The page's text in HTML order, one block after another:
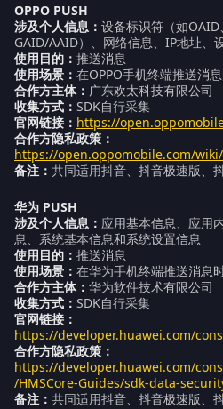
OPPO PUSH
涉及个人信息： 设备标识符（如OAID
GAID/AAID）、网络信息、IP地址、
使用目的： 推送消息
使用场景： 在OPPO手机终端推送消
合作方主体： 广东欢太科技有限公司
收集方式： SDK自行采集
官网链接： https://
合作方隐私政策：
https://open.oppomobile.com/
备注： 共同适用抖音、抖音极速版、
华为 PUSH
涉及个人信息： 应用基本信息、应用
息、系统基本信息和系统设置信息
使用目的： 推送消息
使用场景： 在华为手机终端推送消息
合作方主体： 华为软件技术有限公司
收集方式： SDK自行采集
官网链接：
https://developer.huawei.com/
合作方隐私政策：
https://developer.huawei.com/
/HMSCore-Guides/sdk-data-
备注： 共同适用抖音、抖音极速版、